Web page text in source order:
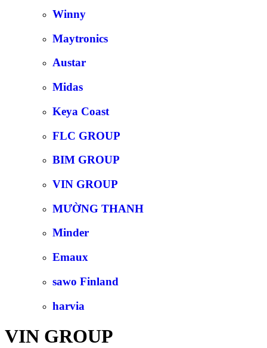
Winny
Maytronics
Austar
Midas
Keya Coast
FLC GROUP
BIM GROUP
VIN GROUP
MƯỜNG THANH
Minder
Emaux
sawo Finland
harvia
VIN GROUP